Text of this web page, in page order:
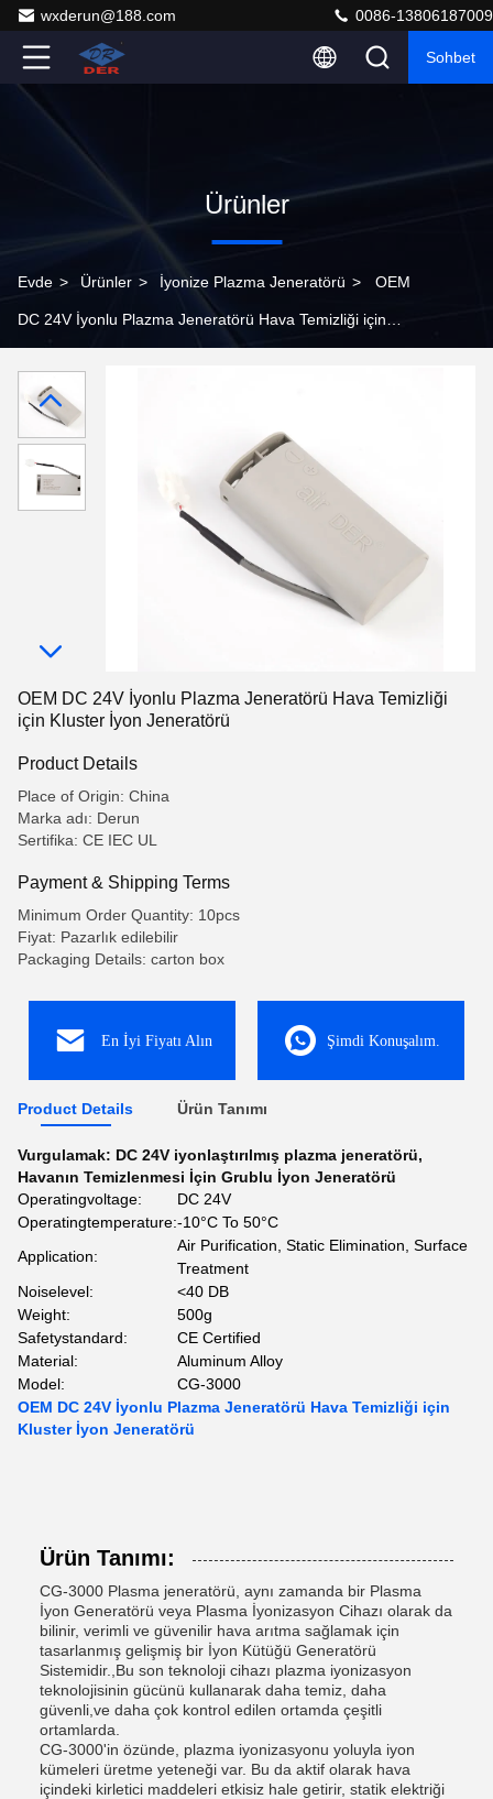
wxderun@188.com 0086-13806187009
Sohbet
Ürünler
Evde > Ürünler > İyonize Plazma Jeneratörü > OEM
DC 24V İyonlu Plazma Jeneratörü Hava Temizliği için
OEM DC 24V İyonlu Plazma Jeneratörü Hava Temizliği
için Kluster İyon Jeneratörü
Product Details
Place of Origin: China
Marka adı: Derun
Sertifika: CE IEC UL
Payment & Shipping Terms
Minimum Order Quantity: 10pcs
Fiyat: Pazarlık edilebilir
Packaging Details: carton box
En İyi Fiyatı Alın Şimdi Konuşalım.
Product Details Ürün Tanımı
Vurgulamak: DC 24V iyonlaştırılmış plazma jeneratörü,
Havanın Temizlenmesi İçin Grublu İyon Jeneratörü
Operatingvoltage:
DC 24V
Operatingtemperature:-10°C To 50°C
Application:
Air Purification, Static Elimination, Surface
Treatment
Noiselevel:
<40 DB
Weight:
500g
Safetystandard:
CE Certified
Material:
Aluminum Alloy
Model:
CG-3000
OEM DC 24V İyonlu Plazma Jeneratörü Hava Temizliği için
Kluster İyon Jeneratörü
Ürün Tanımı:
CG-3000 Plasma jeneratörü, aynı zamanda bir Plasma
İyon Generatörü veya Plasma İyonizasyon Cihazı olarak da
bilinir, verimli ve güvenilir hava arıtma sağlamak için
tasarlanmış gelişmiş bir İyon Kütüğü Generatörü
Sistemidir.,Bu son teknoloji cihazı plazma iyonizasyon
teknolojisinin gücünü kullanarak daha temiz, daha
güvenli,ve daha çok kontrol edilen ortamda çeşitli
ortamlarda.
CG-3000'in özünde, plazma iyonizasyonu yoluyla iyon
kümeleri üretme yeteneği var. Bu da aktif olarak hava
içindeki kirletici maddeleri etkisiz hale getirir, statik elektriği